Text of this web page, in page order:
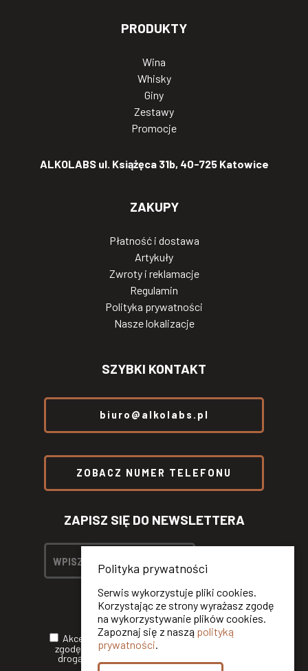
PRODUKTY
Wina
Whisky
Giny
Zestawy
Promocje
ALKOLABS ul. Książęca 31b, 40-725 Katowice
ZAKUPY
Płatność i dostawa
Artykuły
Zwroty i reklamacje
Regulamin
Polityka prywatności
Nasze lokalizacje
SZYBKI KONTAKT
biuro@alkolabs.pl
ZOBACZ NUMER TELEFONU
ZAPISZ SIĘ DO NEWSLETTERA
AkceptujęPolitykę Prywatnościoraz wyrażam
zgodę na otrzymywanie informacji handlowych
drogą elektroniczną od ALKOLABS SP. Z O.O.*
Polityka prywatności
Serwis wykorzystuje pliki cookies.
Korzystając ze strony wyrażasz zgodę
na wykorzystywanie plików cookies.
Zapoznaj się z naszą polityką
prywatności.